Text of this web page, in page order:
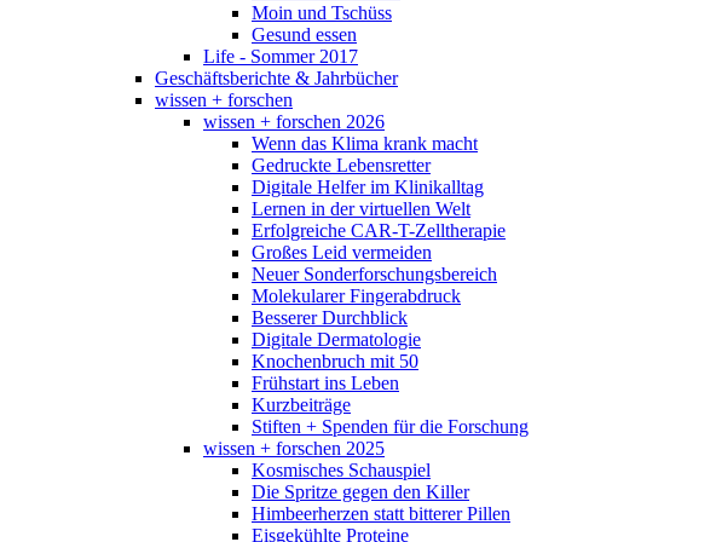
Moin und Tschüss
Gesund essen
Life - Sommer 2017
Geschäftsberichte & Jahrbücher
wissen + forschen
wissen + forschen 2026
Wenn das Klima krank macht
Gedruckte Lebensretter
Digitale Helfer im Klinikalltag
Lernen in der virtuellen Welt
Erfolgreiche CAR-T-Zelltherapie
Großes Leid vermeiden
Neuer Sonderforschungsbereich
Molekularer Fingerabdruck
Besserer Durchblick
Digitale Dermatologie
Knochenbruch mit 50
Frühstart ins Leben
Kurzbeiträge
Stiften + Spenden für die Forschung
wissen + forschen 2025
Kosmisches Schauspiel
Die Spritze gegen den Killer
Himbeerherzen statt bitterer Pillen
Eisgekühlte Proteine